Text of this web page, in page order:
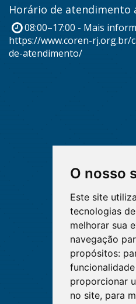
O nosso
Este site
tecnologias
melhorar sua
navegação
propósitos:
proporcionar
no site, para
Horário de atendimento
08:00–17:00 - Mais
https://www.coren-rj.org.br/
de-atendimento/